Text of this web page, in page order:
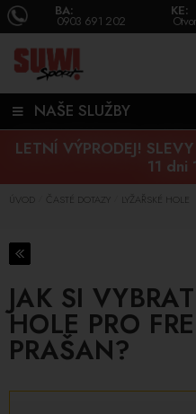
BA:
0903 691 202
KE:
NAŠE SLUŽBY
LETNÍ VÝPRODEJ!
11 dni
ÚVOD ČASTÉ DOTAZY LYŽAŘSKÉ HOLE
JAK SI
HOLE PRO
PRAŠAN?